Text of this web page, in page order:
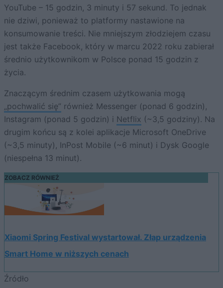
YouTube – 15 godzin, 3 minuty i 57 sekund. To jednak
nie dziwi, ponieważ to platformy nastawione na
konsumowanie treści. Nie mniejszym złodziejem czasu
jest także Facebook, który w marcu 2022 roku zabierał
średnio użytkownikom w Polsce ponad 15 godzin z
życia.
Znaczącym średnim czasem użytkowania mogą
„pochwalić się” również Messenger (ponad 6 godzin),
Instagram (ponad 5 godzin) i Netflix (~3,5 godziny). Na
drugim końcu są z kolei aplikacje Microsoft OneDrive
(~3,5 minuty), InPost Mobile (~6 minut) i Dysk Google
(niespełna 13 minut).
ZOBACZ RÓWNIEŻ
Xiaomi Spring Festival wystartował. Złap urządzenia
Smart Home w niższych cenach
Źródło